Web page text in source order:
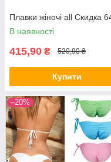
Плавки жіночі all Скидка
В наявності
415,90 ₴ 520,90 ₴
Купити
–20%